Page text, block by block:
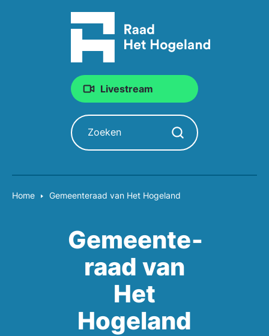
Livestream
Zoeken
Zoekopdracht starten
Home Gemeente­raad van Het Hogeland
Gemeente­
raad van
Het
Hogeland